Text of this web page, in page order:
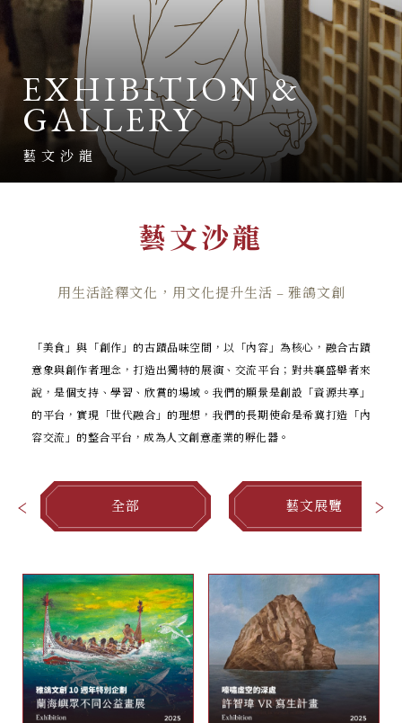
EXHIBITION &
GALLERY
藝文沙龍
藝文沙龍
用生活詮釋文化，用文化提升生活 – 雅鴿文創
「美食」與「創作」的古蹟品味空間，以「內容」為核心，融合古蹟
意象與創作者理念，打造出獨特的展演、交流平台；對共襄盛舉者來
說，是個支持、學習、欣賞的場域。我們的願景是創設「資源共享」
的平台，實現「世代融合」的理想，我們的長期使命是希冀打造「內
容交流」的整合平台，成為人文創意產業的孵化器。
全部 藝文展覽